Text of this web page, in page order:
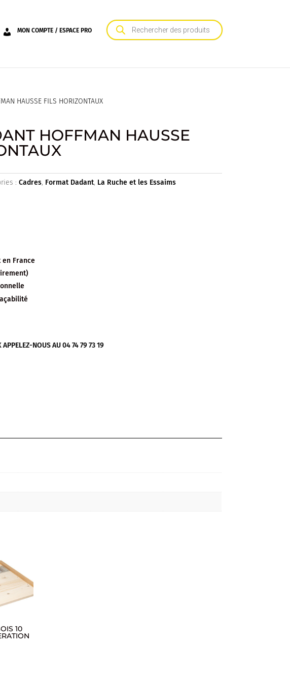
MON COMPTE / ESPACE PRO
Recherche
de
produits
HAUSSE FILS HORIZONTAUX
HOFFMAN HAUSSE
:Cadres, Format Dadant, La Ruche et les Essaims
France
APPELEZ-NOUS AU 04 74 79 73 19
10